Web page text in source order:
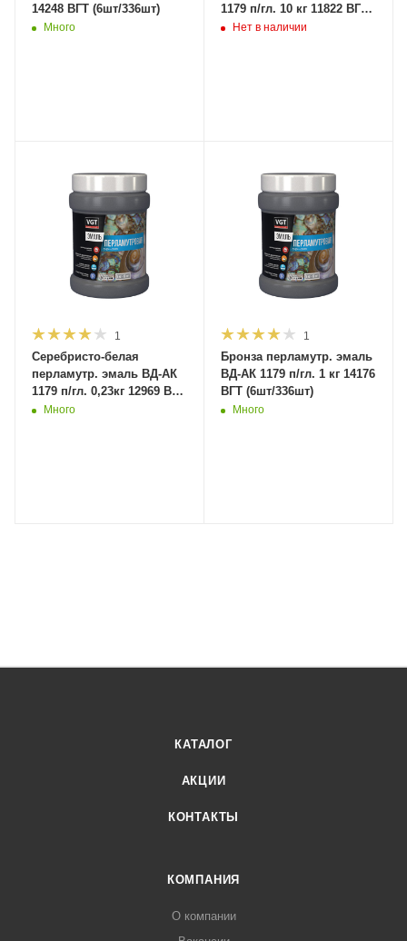
14248 ВГТ (6шт/336шт)
Много
1179 п/гл. 10 кг 11822 ВГТ
под заказ
Нет в наличии
1
Серебристо-белая
перламутр. эмаль ВД-АК
1179 п/гл. 0,23кг 12969 ВГТ
(6шт/1350шт)
Много
1
Бронза перламутр. эмаль
ВД-АК 1179 п/гл. 1 кг 14176
ВГТ (6шт/336шт)
Много
КАТАЛОГ
АКЦИИ
КОНТАКТЫ
КОМПАНИЯ
О компании